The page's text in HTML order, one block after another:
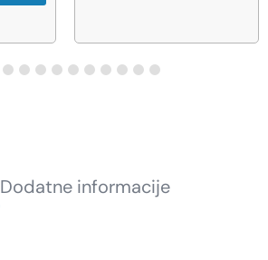
Dodatne informacije